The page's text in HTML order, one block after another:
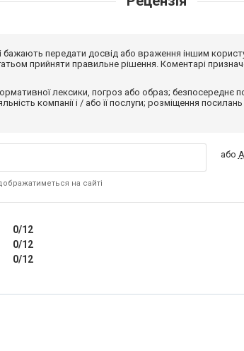
бажають передати досвід або враження іншим
прийняти правильне рішення. Коментарі
лексики, погроз або образ; безпосереднє
компанії і / або її послуги; розміщення
на сайті
або
0/12
0/12
0/12